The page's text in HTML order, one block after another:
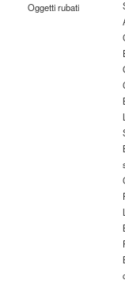
Oggetti rubati